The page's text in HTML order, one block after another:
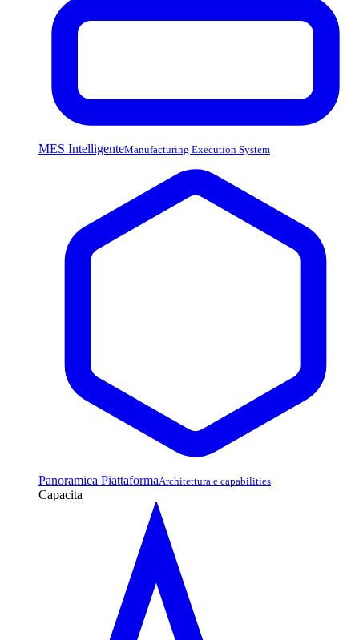
MES IntelligenteManufacturing Execution System
Panoramica PiattaformaArchitettura e capabilities
Capacita